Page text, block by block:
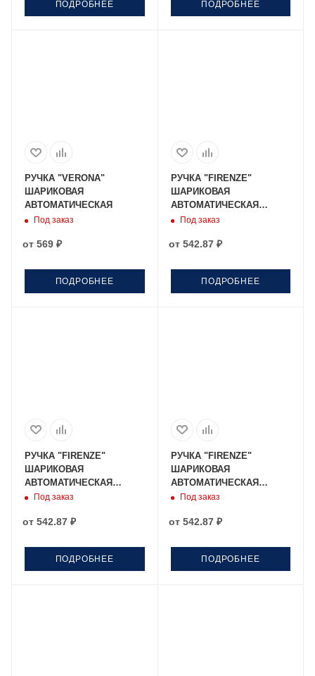
ПОДРОБНЕЕ ПОДРОБНЕЕ
РУЧКА "VERONA"
ШАРИКОВАЯ
АВТОМАТИЧЕСКАЯ
Под заказ
от 569 ₽
ПОДРОБНЕЕ
РУЧКА "FIRENZE"
ШАРИКОВАЯ
АВТОМАТИЧЕСКАЯ
золотой
Под заказ
от 542.87 ₽
ПОДРОБНЕЕ
РУЧКА "FIRENZE"
ШАРИКОВАЯ
АВТОМАТИЧЕСКАЯ
розовое золото
Под заказ
от 542.87 ₽
ПОДРОБНЕЕ
РУЧКА "FIRENZE"
ШАРИКОВАЯ
АВТОМАТИЧЕСКАЯ
оранжевый
Под заказ
от 542.87 ₽
ПОДРОБНЕЕ